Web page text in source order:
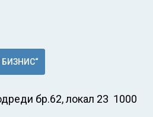
бр.62, локал 23 1000